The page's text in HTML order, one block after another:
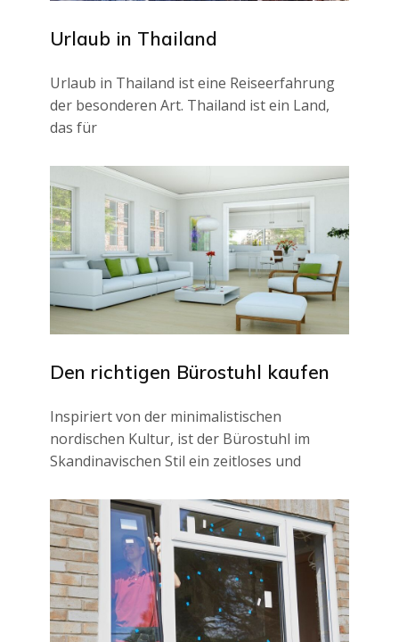
Urlaub in Thailand
Urlaub in Thailand ist eine Reiseerfahrung
der besonderen Art. Thailand ist ein Land,
das für
Den richtigen Bürostuhl kaufen
Inspiriert von der minimalistischen
nordischen Kultur, ist der Bürostuhl im
Skandinavischen Stil ein zeitloses und